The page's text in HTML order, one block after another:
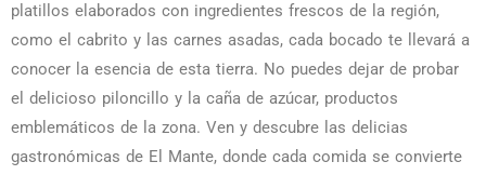
platillos elaborados con ingredientes frescos de la región,
como el cabrito y las carnes asadas, cada bocado te llevará a
conocer la esencia de esta tierra. No puedes dejar de probar
el delicioso piloncillo y la caña de azúcar, productos
emblemáticos de la zona. Ven y descubre las delicias
gastronómicas de El Mante, donde cada comida se convierte